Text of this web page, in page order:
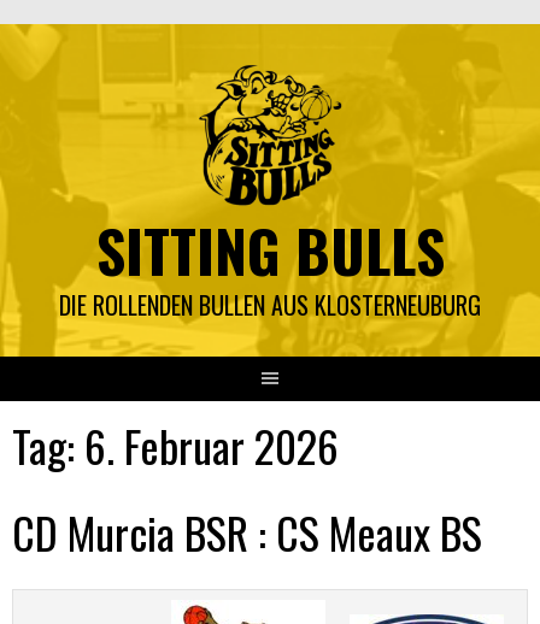
zum
Inhalt
SITTING BULLS
DIE ROLLENDEN BULLEN AUS KLOSTERNEUBURG
Tag: 6. Februar 2026
CD Murcia BSR : CS Meaux BS